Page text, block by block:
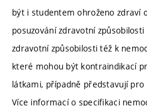
být i studentem ohroženo zdraví
posuzování zdravotní
zdravotní způsobilosti též k
které mohou být kontraindikací
látkami, případně představují
Více informací o specifikaci